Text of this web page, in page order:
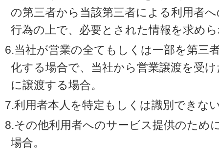
の第三者から当該第三者による利用者
行為の上で、必要とされた情報を求め
6.当社が営業の全てもしくは一部を第三
化する場合で、当社から営業譲渡を受
に譲渡する場合。
7.利用者本人を特定もしくは識別できな
8.その他利用者へのサービス提供のため
場合。